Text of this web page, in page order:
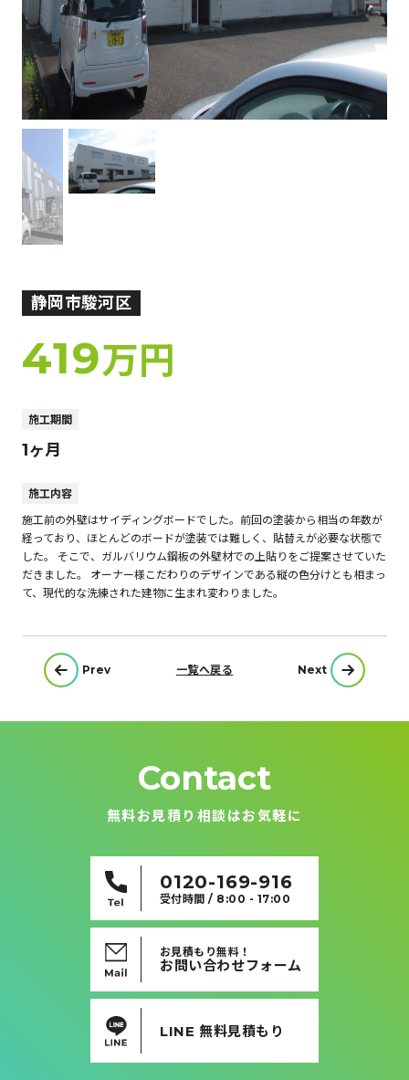
静岡市駿河区
419万円
施工期間
1ヶ月
施工内容
施工前の外壁はサイディングボードでした。前回の塗装から相当の年数が
経っており、ほとんどのボードが塗装では難しく、貼替えが必要な状態で
した。 そこで、ガルバリウム鋼板の外壁材での上貼りをご提案させていた
だきました。 オーナー様こだわりのデザインである縦の色分けとも相まっ
て、現代的な洗練された建物に生まれ変わりました。
投
稿
Prev Next
一覧へ戻る
Contact
無料お見積り相談はお気軽に
0120-169-916
受付時間 / 8:00 - 17:00
お見積もり無料！
お問い合わせフォーム
LINE 無料見積もり